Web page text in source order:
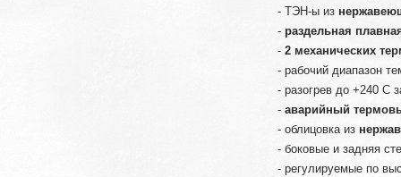
- ТЭН-ы из
- раздельная
- 2 механических
- рабочий диапазон
- разогрев до +240 С
- аварийный
- облицовка из
- боковые и задняя
- регулируемые по